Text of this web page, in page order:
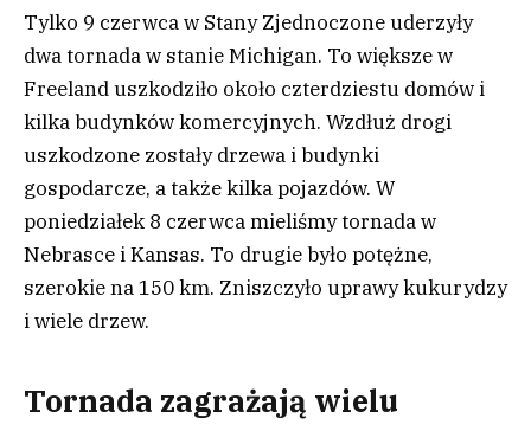
Tylko 9 czerwca w Stany Zjednoczone uderzyły
dwa tornada w stanie Michigan. To większe w
Freeland uszkodziło około czterdziestu domów i
kilka budynków komercyjnych. Wzdłuż drogi
uszkodzone zostały drzewa i budynki
gospodarcze, a także kilka pojazdów. W
poniedziałek 8 czerwca mieliśmy tornada w
Nebrasce i Kansas. To drugie było potężne,
szerokie na 150 km. Zniszczyło uprawy kukurydzy
i wiele drzew.
Tornada zagrażają wielu